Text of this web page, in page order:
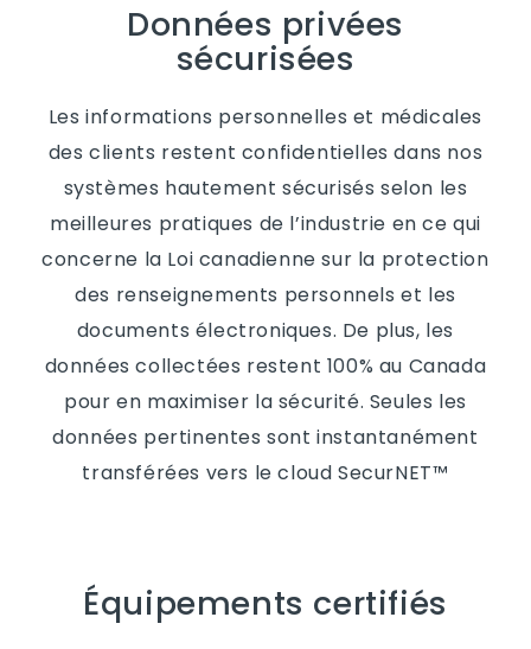
Données privées
sécurisées
Les informations personnelles et médicales
des clients restent confidentielles dans nos
systèmes hautement sécurisés selon les
meilleures pratiques de l’industrie en ce qui
concerne la Loi canadienne sur la protection
des renseignements personnels et les
documents électroniques. De plus, les
données collectées restent 100% au Canada
pour en maximiser la sécurité. Seules les
données pertinentes sont instantanément
transférées vers le cloud SecurNET™
Équipements certifiés